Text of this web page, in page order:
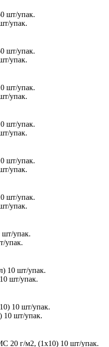
упак.
упак.
упак.
упак.
упак.
упак.
упак.
шт/упак.
10 шт/упак.